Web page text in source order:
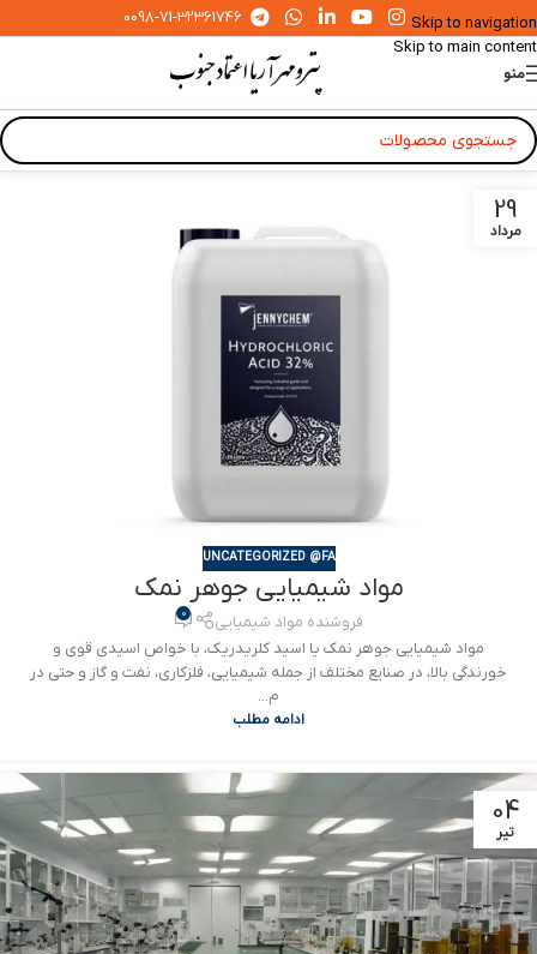
Skip to navigation
Skip to main content
0098-71-32361746
منو
29
مرداد
UNCATEGORIZED @FA
مواد شیمیایی جوهر نمک
فروشنده مواد شیمیایی 0
مواد شیمیایی جوهر نمک یا اسید کلریدریک، با خواص اسیدی قوی و
خورندگی بالا، در صنایع مختلف از جمله شیمیایی، فلزکاری، نفت و گاز و حتی در
م...
ادامه مطلب
04
تیر